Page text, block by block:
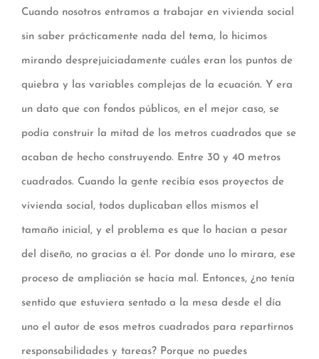
Cuando nosotros entramos a trabajar en vivienda social
sin saber prácticamente nada del tema, lo hicimos
mirando desprejuiciadamente cuáles eran los puntos de
quiebra y las variables complejas de la ecuación. Y era
un dato que con fondos públicos, en el mejor caso, se
podía construir la mitad de los metros cuadrados que se
acaban de hecho construyendo. Entre 30 y 40 metros
cuadrados. Cuando la gente recibía esos proyectos de
vivienda social, todos duplicaban ellos mismos el
tamaño inicial, y el problema es que lo hacían a pesar
del diseño, no gracias a él. Por donde uno lo mirara, ese
proceso de ampliación se hacía mal. Entonces, ¿no tenía
sentido que estuviera sentado a la mesa desde el día
uno el autor de esos metros cuadrados para repartirnos
responsabilidades y tareas? Porque no puedes